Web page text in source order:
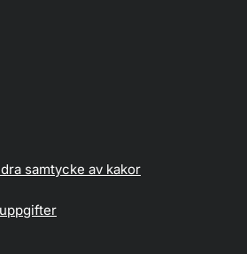
samtycke av kakor